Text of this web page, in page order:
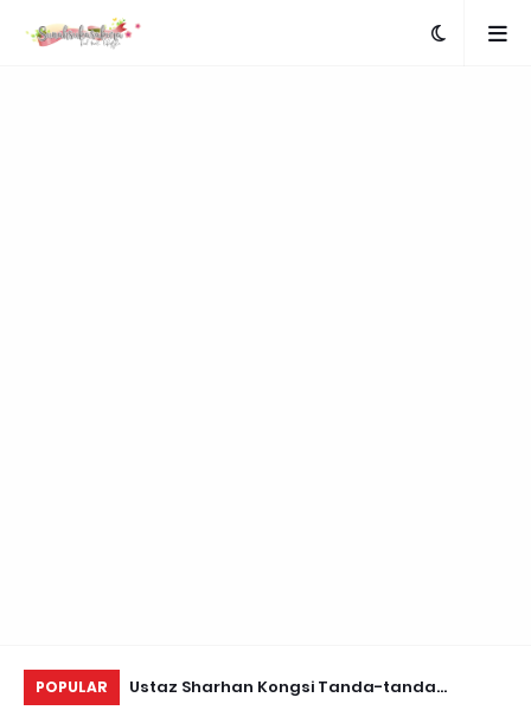
POPULAR
Retreats,
Ustaz Sharhan Kongsi Tanda-tanda